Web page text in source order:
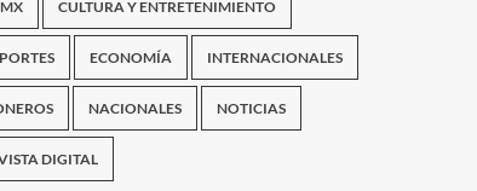
CULTURA Y ENTRETENIMIENTO
ECONOMÍA INTERNACIONALES
NACIONALES NOTICIAS
DIGITAL